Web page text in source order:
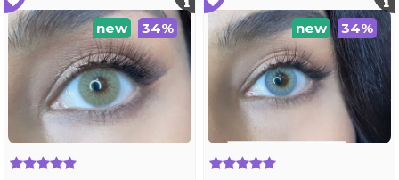
new 34% new 34%